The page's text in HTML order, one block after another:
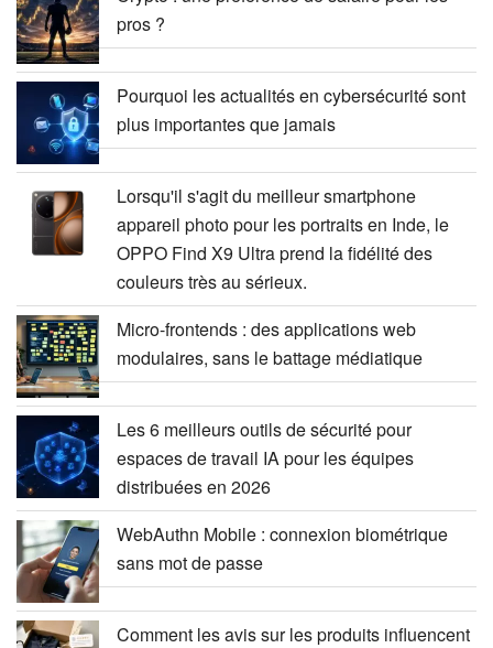
pros ?
Pourquoi les actualités en cybersécurité sont
plus importantes que jamais
Lorsqu'il s'agit du meilleur smartphone
appareil photo pour les portraits en Inde, le
OPPO Find X9 Ultra prend la fidélité des
couleurs très au sérieux.
Micro-frontends : des applications web
modulaires, sans le battage médiatique
Les 6 meilleurs outils de sécurité pour
espaces de travail IA pour les équipes
distribuées en 2026
WebAuthn Mobile : connexion biométrique
sans mot de passe
Comment les avis sur les produits influencent